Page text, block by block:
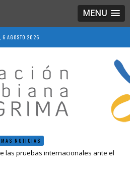
MENU
6 AGOSTO 2026
NOTICIAS
las pruebas internacionales ante el